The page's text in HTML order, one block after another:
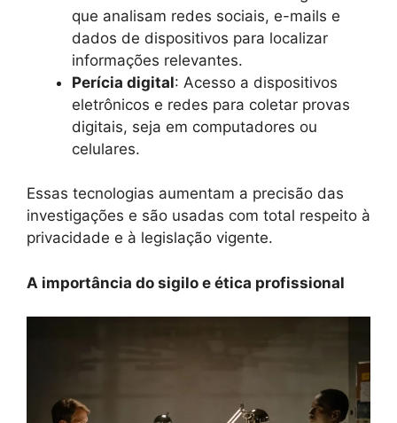
que analisam redes sociais, e-mails e
dados de dispositivos para localizar
informações relevantes.
Perícia digital: Acesso a dispositivos
eletrônicos e redes para coletar provas
digitais, seja em computadores ou
celulares.
Essas tecnologias aumentam a precisão das
investigações e são usadas com total respeito à
privacidade e à legislação vigente.
A importância do sigilo e ética profissional